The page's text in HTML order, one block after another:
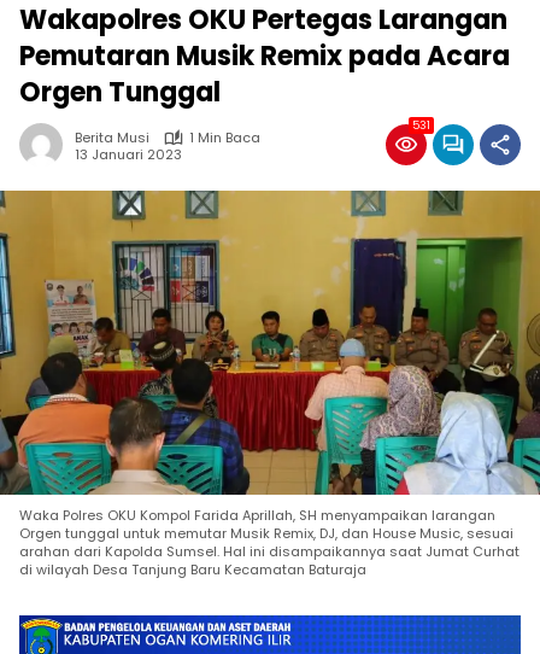
Wakapolres OKU Pertegas Larangan
Pemutaran Musik Remix pada Acara
Orgen Tunggal
Berita Musi
1 Min Baca
13 Januari 2023
531
Waka Polres OKU Kompol Farida Aprillah, SH menyampaikan larangan
Orgen tunggal untuk memutar Musik Remix, DJ, dan House Music, sesuai
arahan dari Kapolda Sumsel. Hal ini disampaikannya saat Jumat Curhat
di wilayah Desa Tanjung Baru Kecamatan Baturaja